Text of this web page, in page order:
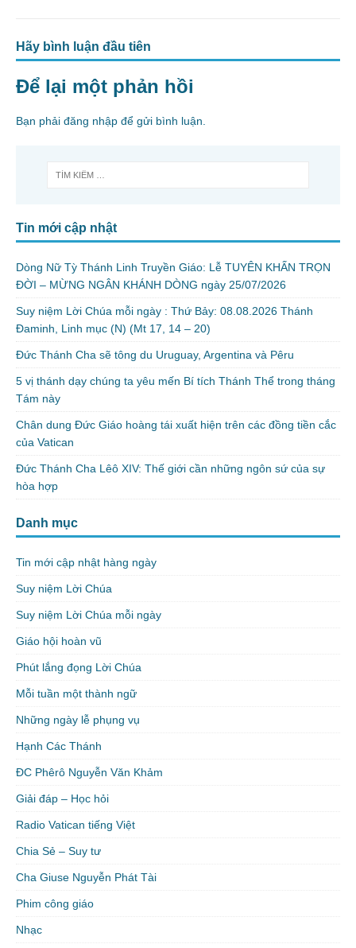
Hãy bình luận đầu tiên
Để lại một phản hồi
Bạn phải đăng nhập để gửi bình luận.
Tin mới cập nhật
Dòng Nữ Tỳ Thánh Linh Truyền Giáo: Lễ TUYÊN KHẤN TRỌN
ĐỜI – MỪNG NGÂN KHÁNH DÒNG ngày 25/07/2026
Suy niệm Lời Chúa mỗi ngày : Thứ Bảy: 08.08.2026 Thánh
Đaminh, Linh mục (N) (Mt 17, 14 – 20)
Đức Thánh Cha sẽ tông du Uruguay, Argentina và Pêru
5 vị thánh dạy chúng ta yêu mến Bí tích Thánh Thể trong tháng
Tám này
Chân dung Đức Giáo hoàng tái xuất hiện trên các đồng tiền cắc
của Vatican
Đức Thánh Cha Lêô XIV: Thế giới cần những ngôn sứ của sự
hòa hợp
Danh mục
Tin mới cập nhật hàng ngày
Suy niệm Lời Chúa
Suy niệm Lời Chúa mỗi ngày
Giáo hội hoàn vũ
Phút lắng đọng Lời Chúa
Mỗi tuần một thành ngữ
Những ngày lễ phụng vụ
Hạnh Các Thánh
ĐC Phêrô Nguyễn Văn Khảm
Giải đáp – Học hỏi
Radio Vatican tiếng Việt
Chia Sẻ – Suy tư
Cha Giuse Nguyễn Phát Tài
Phim công giáo
Nhạc